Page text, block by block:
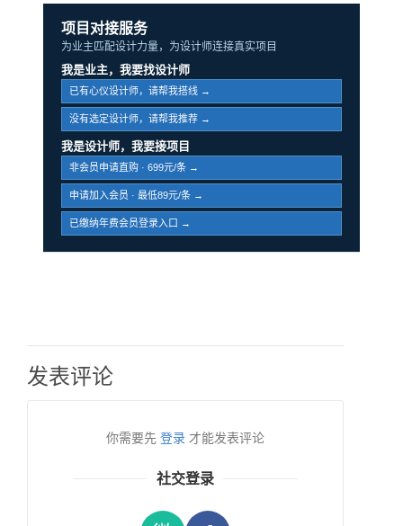
项目对接服务
为业主匹配设计力量，为设计师连接真实项目
我是业主，我要找设计师
已有心仪设计师，请帮我搭线 →
没有选定设计师，请帮我推荐 →
我是设计师，我要接项目
非会员申请直购 · 699元/条 →
申请加入会员 · 最低89元/条 →
已缴纳年费会员登录入口 →
发表评论
你需要先 登录 才能发表评论
社交登录